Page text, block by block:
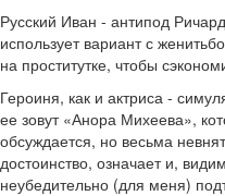
Русский Иван - антипод
использует вариант с
на проститутке, чтобы
Героиня, как и актриса -
ее зовут «Анора Михеева»,
обсуждается, но весьма
достоинство, означает и,
неубедительно (для меня)